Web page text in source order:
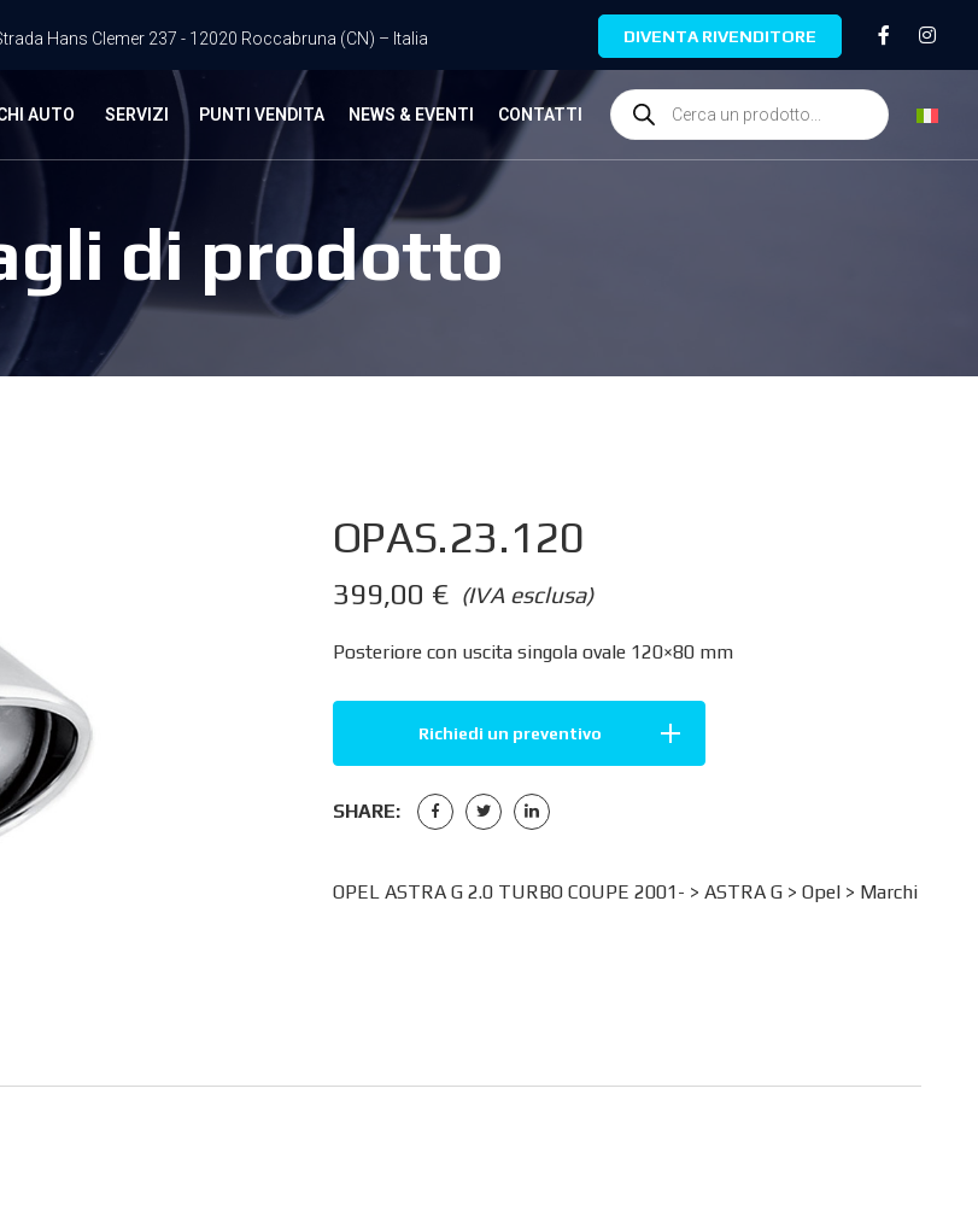
Hans Clemer 237 - 12020 Roccabruna (CN) – Italia DIVENTA RIVENDITORE
AUTO SERVIZI PUNTI VENDITA NEWS & EVENTI CONTATTI
di prodotto
OPAS.23.120
(IVA esclusa)
399,00 €
Posteriore con uscita singola ovale 120×80 mm
Richiedi un preventivo
SHARE:
OPEL ASTRA G 2.0 TURBO COUPE 2001- > ASTRA G> Opel> Marchi